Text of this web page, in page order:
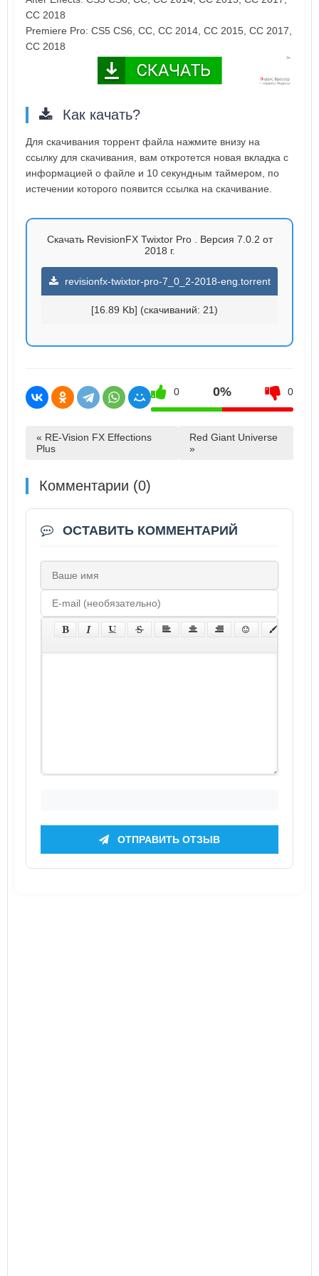
CC 2018
Premiere Pro: CS5 CS6, CC, CC 2014, CC 2015, CC 2017,
CC 2018
Как качать?
Для скачивания торрент файла нажмите внизу на
ссылку для скачивания, вам откротется новая вкладка с
информацией о файле и 10 секундным таймером, по
истечении которого появится ссылка на скачивание.
Скачать RevisionFX Twixtor Pro . Версия 7.0.2 от
2018 г.
revisionfx-twixtor-pro-7_0_2-2018-eng.torrent
[16.89 Kb] (cкачиваний: 21)
0 0% 0
« RE-Vision FX Effections
Plus
Red Giant Universe
»
Комментарии (0)
ОСТАВИТЬ КОММЕНТАРИЙ
ОТПРАВИТЬ ОТЗЫВ